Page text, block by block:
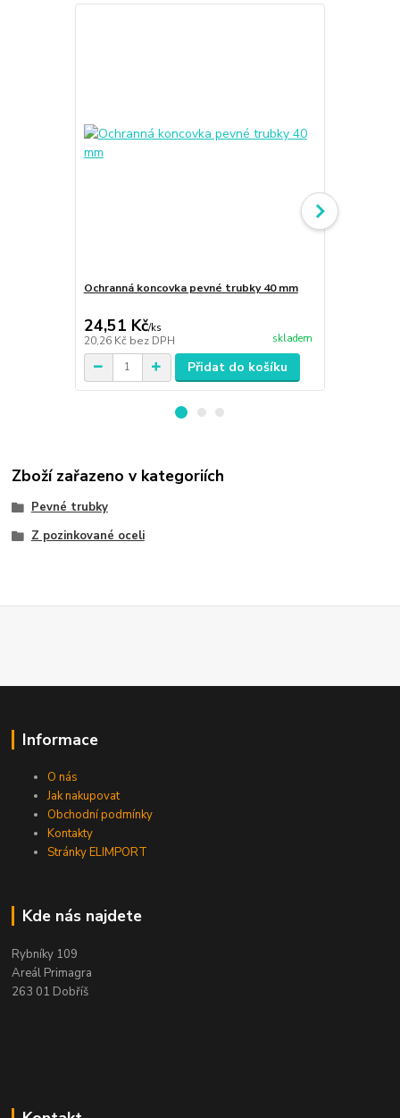
Ochranná koncovka pevné trubky 40 mm
24,51 Kč/ks
20,26 Kč bez DPH skladem
Přidat do košíku
Zboží zařazeno v kategoriích
Pevné trubky
Z pozinkované oceli
Informace
O nás
Jak nakupovat
Obchodní podmínky
Kontakty
Stránky ELIMPORT
Kde nás najdete
Rybníky 109
Areál Primagra
263 01 Dobříš